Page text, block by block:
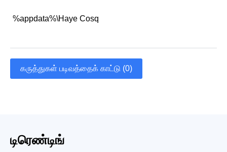
%appdata%\Haye Cosq
கருத்துகள் படிவத்தைக் காட்டு (0)
டிரெண்டிங்